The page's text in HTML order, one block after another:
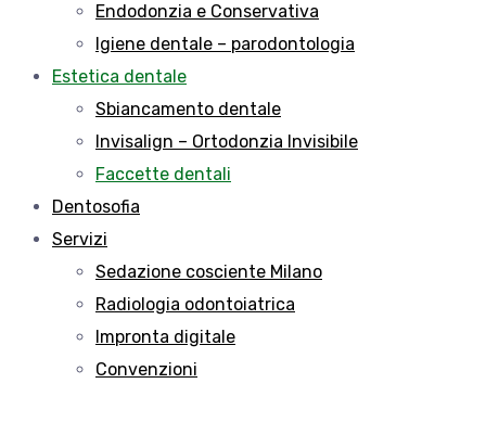
Endodonzia e Conservativa
Igiene dentale – parodontologia
Estetica dentale
Sbiancamento dentale
Invisalign – Ortodonzia Invisibile
Faccette dentali
Dentosofia
Servizi
Sedazione cosciente Milano
Radiologia odontoiatrica
Impronta digitale
Convenzioni